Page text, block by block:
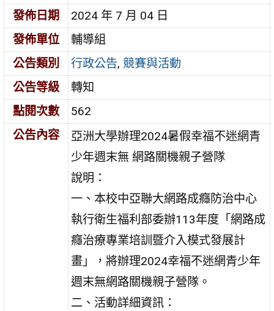
發佈日期
2024 年 7 月 04 日
發佈單位
輔導組
公告類別
行政公告, 競賽與活動
公告等級
轉知
點閱次數
562
公告內容
亞洲大學辦理2024暑假幸福不迷網青
少年週末無 網路關機親子營隊
說明：
一、本校中亞聯大網路成癮防治中心
執行衛生福利部委辦113年度「網路成
癮治療專業培訓暨介入模式發展計
畫」，將辦理2024幸福不迷網青少年
週末無網路關機親子營隊。
二、活動詳細資訊：